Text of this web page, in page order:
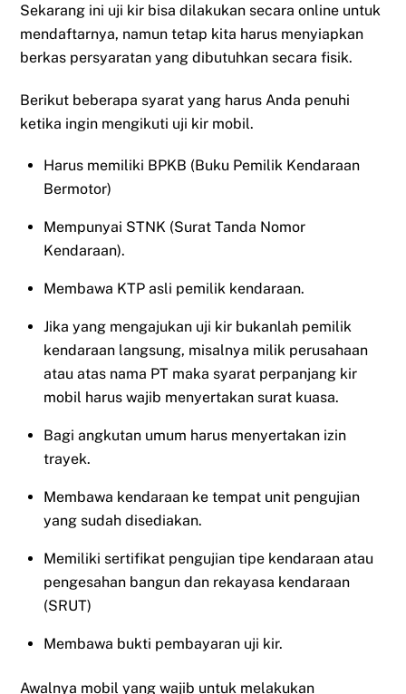
Sekarang ini uji kir bisa dilakukan secara online untuk
mendaftarnya, namun tetap kita harus menyiapkan
berkas persyaratan yang dibutuhkan secara fisik.
Berikut beberapa syarat yang harus Anda penuhi
ketika ingin mengikuti uji kir mobil.
Harus memiliki BPKB (Buku Pemilik Kendaraan
Bermotor)
Mempunyai STNK (Surat Tanda Nomor
Kendaraan).
Membawa KTP asli pemilik kendaraan.
Jika yang mengajukan uji kir bukanlah pemilik
kendaraan langsung, misalnya milik perusahaan
atau atas nama PT maka syarat perpanjang kir
mobil harus wajib menyertakan surat kuasa.
Bagi angkutan umum harus menyertakan izin
trayek.
Membawa kendaraan ke tempat unit pengujian
yang sudah disediakan.
Memiliki sertifikat pengujian tipe kendaraan atau
pengesahan bangun dan rekayasa kendaraan
(SRUT)
Membawa bukti pembayaran uji kir.
Awalnya mobil yang wajib untuk melakukan